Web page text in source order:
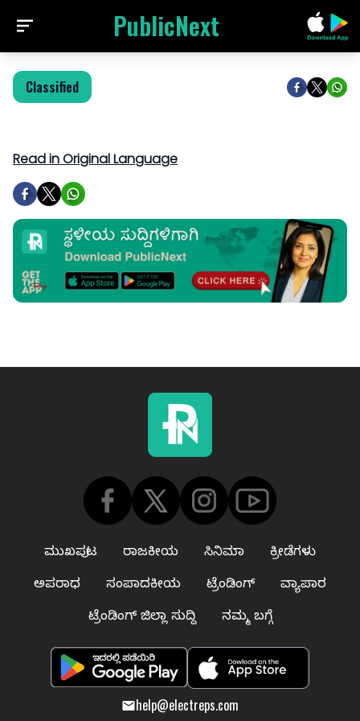
PublicNext
Classified
Read in Original Language
ಮುಖಪುಟ ರಾಜಕೀಯ ಸಿನಿಮಾ
ಕ್ರೀಡೆಗಳು
ಅಪರಾಧ
ಸಂಪಾದಕೀಯ ಟ್ರೆಂಡಿಂಗ್
ವ್ಯಾಪಾರ
ಟ್ರೆಂಡಿಂಗ್ ಜಿಲ್ಲಾ ಸುದ್ದಿ
ನಮ್ಮ ಬಗ್ಗೆ
help@electreps.com